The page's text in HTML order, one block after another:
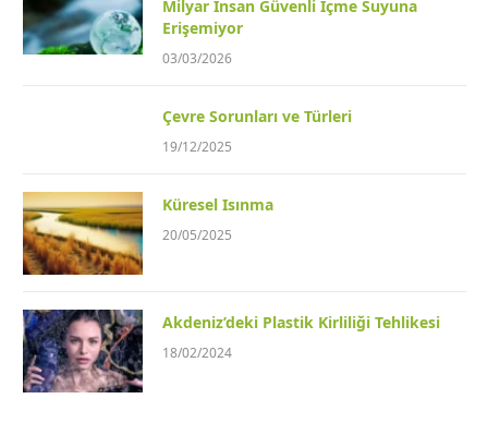
Milyar İnsan Güvenli İçme Suyuna
Erişemiyor
03/03/2026
Çevre Sorunları ve Türleri
19/12/2025
Küresel Isınma
20/05/2025
Akdeniz’deki Plastik Kirliliği Tehlikesi
18/02/2024